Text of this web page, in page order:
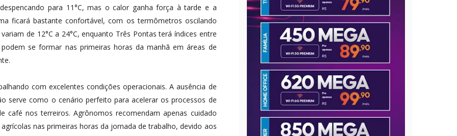
para 11°C, mas o calor ganha força à tarde e a
ficará bastante confortável, com os termômetros oscilando
de 12°C a 24°C, enquanto Três Pontas terá índices entre
se formar nas primeiras horas da manhã em áreas de
com excelentes condições operacionais. A ausência de
serve como o cenário perfeito para acelerar os processos de
nos terreiros. Agrônomos recomendam apenas cuidado
nas primeiras horas da jornada de trabalho, devido aos